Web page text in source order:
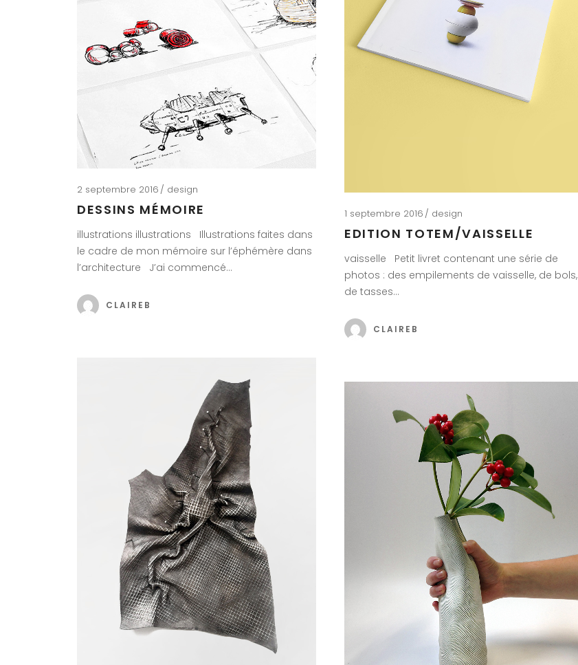
2 septembre 2016 design
DESSINS MÉMOIRE
illustrations illustrations Illustrations faites dans
le cadre de mon mémoire sur l’éphémère dans
l’architecture J’ai commencé…
CLAIREB
1 septembre 2016 design
EDITION TOTEM/VAISSELLE
vaisselle Petit livret contenant une série de
photos : des empilements de vaisselle, de bols,
de tasses…
CLAIREB